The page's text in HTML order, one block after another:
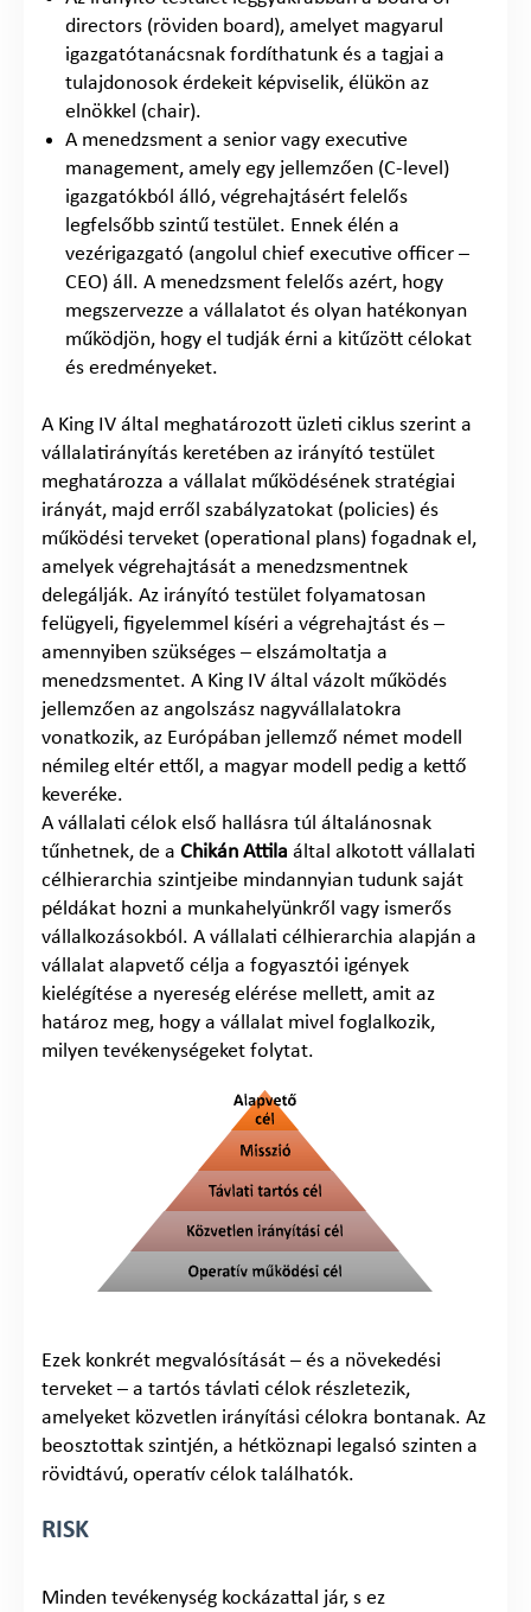
directors (röviden board), amelyet magyarul
igazgatótanácsnak fordíthatunk és a tagjai a
tulajdonosok érdekeit képviselik, élükön az
elnökkel (chair).
A menedzsment a senior vagy executive
management, amely egy jellemzően (C-level)
igazgatókból álló, végrehajtásért felelős
legfelsőbb szintű testület. Ennek élén a
vezérigazgató (angolul chief executive officer –
CEO) áll. A menedzsment felelős azért, hogy
megszervezze a vállalatot és olyan hatékonyan
működjön, hogy el tudják érni a kitűzött célokat
és eredményeket.
A King IV által meghatározott üzleti ciklus szerint a
vállalatirányítás keretében az irányító testület
meghatározza a vállalat működésének stratégiai
irányát, majd erről szabályzatokat (policies) és
működési terveket (operational plans) fogadnak el,
amelyek végrehajtását a menedzsmentnek
delegálják. Az irányító testület folyamatosan
felügyeli, figyelemmel kíséri a végrehajtást és –
amennyiben szükséges – elszámoltatja a
menedzsmentet. A King IV által vázolt működés
jellemzően az angolszász nagyvállalatokra
vonatkozik, az Európában jellemző német modell
némileg eltér ettől, a magyar modell pedig a kettő
keveréke.
A vállalati célok első hallásra túl általánosnak
tűnhetnek, de a Chikán Attila által alkotott vállalati
célhierarchia szintjeibe mindannyian tudunk saját
példákat hozni a munkahelyünkről vagy ismerős
vállalkozásokból. A vállalati célhierarchia alapján a
vállalat alapvető célja a fogyasztói igények
kielégítése a nyereség elérése mellett, amit az
határoz meg, hogy a vállalat mivel foglalkozik,
milyen tevékenységeket folytat.
Ezek konkrét megvalósítását – és a növekedési
terveket – a tartós távlati célok részletezik,
amelyeket közvetlen irányítási célokra bontanak. Az
beosztottak szintjén, a hétköznapi legalsó szinten a
rövidtávú, operatív célok találhatók.
RISK
Minden tevékenység kockázattal jár, s ez